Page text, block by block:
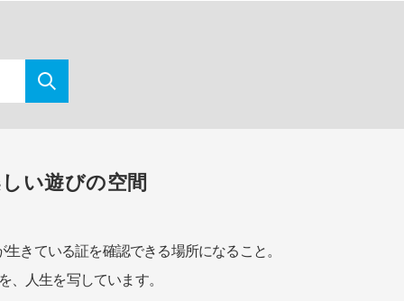
い遊びの空間
きている証を確認できる場所になること。
、人生を写しています。